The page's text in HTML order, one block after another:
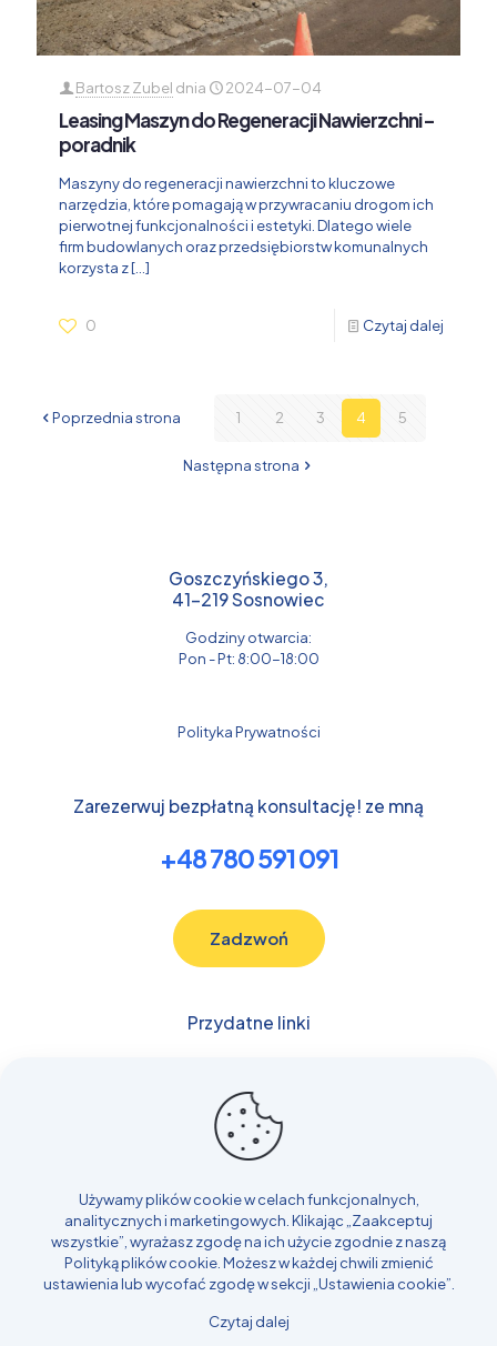
Bartosz Zubel dnia 2024-07-04
Leasing Maszyn do Regeneracji Nawierzchni –
poradnik
Maszyny do regeneracji nawierzchni to kluczowe
narzędzia, które pomagają w przywracaniu drogom ich
pierwotnej funkcjonalności i estetyki. Dlatego wiele
firm budowlanych oraz przedsiębiorstw komunalnych
korzysta z[…]
0 Czytaj dalej
Poprzednia strona 1 2 3 4 5
Następna strona
Goszczyńskiego 3,
41-219 Sosnowiec
Godziny otwarcia:
Pon - Pt: 8:00-18:00
Polityka Prywatności
Zarezerwuj bezpłatną konsultację! ze mną
+48 780 591 091
Zadzwoń
Przydatne linki
Samochody
Transport
Rolnicze i Leśne
Realizacje
Kontakt
Używamy plików cookie w celach funkcjonalnych,
analitycznych i marketingowych. Klikając „Zaakceptuj
wszystkie”, wyrażasz zgodę na ich użycie zgodnie z naszą
Polityką plików cookie. Możesz w każdej chwili zmienić
ustawienia lub wycofać zgodę w sekcji „Ustawienia cookie”.
Czytaj dalej